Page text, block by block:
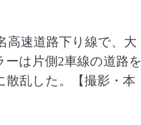
高速道路下り線で、大
は片側2車線の道路を
乱した。【撮影・本